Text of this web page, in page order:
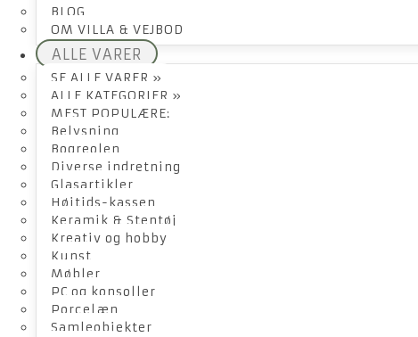
BLOG
OM VILLA & VEJBOD
ALLE VARER
SE ALLE VARER »
ALLE KATEGORIER »
MEST POPULÆRE:
Belysning
Bogreolen
Diverse indretning
Glasartikler
Højtids-kassen
Keramik & Stentøj
Kreativ og hobby
Kunst
Møbler
PC og konsoller
Porcelæn
Samleobjekter